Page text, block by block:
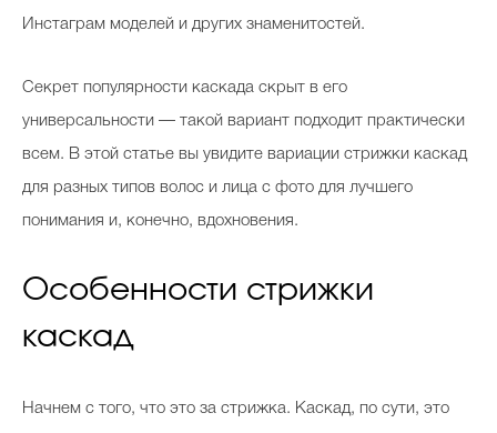
Celebrity дня
Интервью со звездой
Beauty- битвы
Тесты
Инстаграм моделей и других знаменитостей.
Секрет популярности каскада скрыт в его
универсальности — такой вариант подходит практически
всем. В этой статье вы увидите вариации стрижки каскад
для разных типов волос и лица с фото для лучшего
понимания и, конечно, вдохновения.
Особенности стрижки
каскад
Начнем с того, что это за стрижка. Каскад, по сути, это